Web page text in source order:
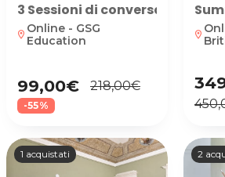
3 Sessioni di conversazione in
location_on Online - GSG
Education
99,00€ 218,00€
-55%
location_on
1 acquistati 2